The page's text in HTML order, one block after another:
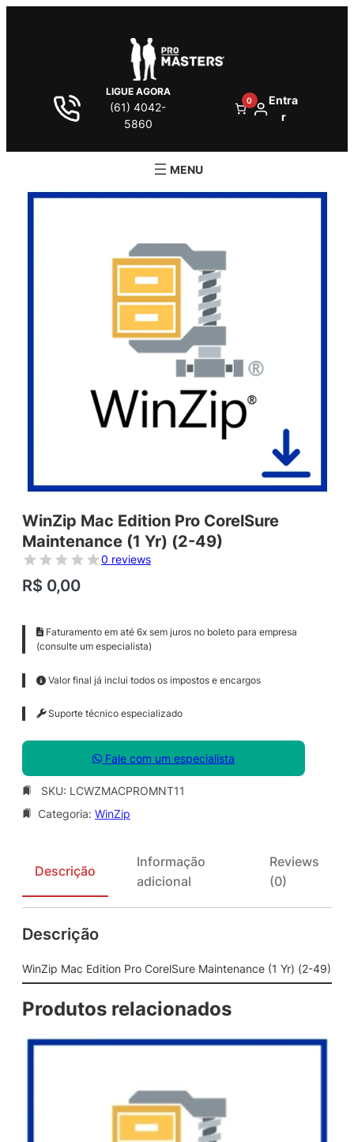
LIGUE AGORA
(61) 4042-
5860
0
Entra
r
WinZip Mac Edition Pro CorelSure
Maintenance (1 Yr) (2-49)
0 reviews
R$ 0,00
Faturamento em até 6x sem juros no boleto para empresa
(consulte um especialista)
Valor final já inclui todos os impostos e encargos
Suporte técnico especializado
Fale com um especialista
SKU: LCWZMACPROMNT11
Categoria: WinZip
Descrição
Informação
adicional
Reviews
(0)
Descrição
WinZip Mac Edition Pro CorelSure Maintenance (1 Yr) (2-49)
Produtos relacionados